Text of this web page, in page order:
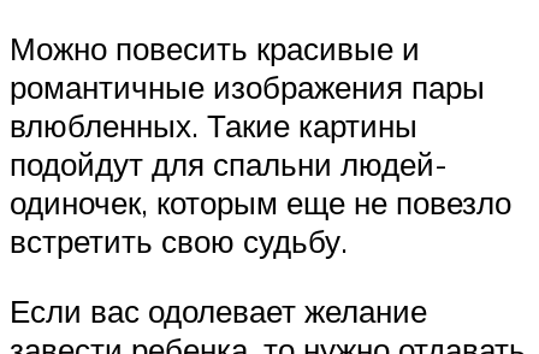
Можно повесить красивые и
романтичные изображения пары
влюбленных. Такие картины
подойдут для спальни людей-
одиночек, которым еще не повезло
встретить свою судьбу.
Если вас одолевает желание